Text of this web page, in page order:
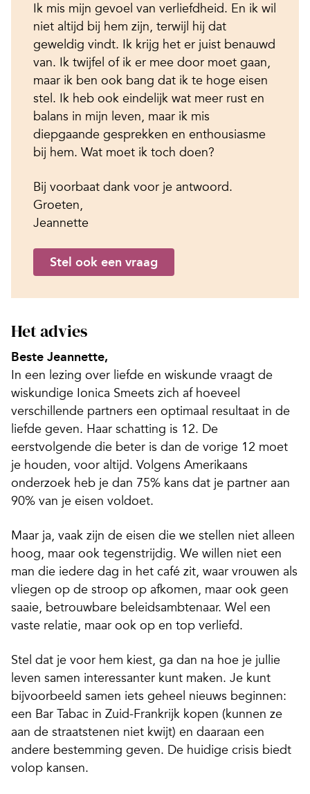
Ik mis mijn gevoel van verliefdheid. En ik wil
niet altijd bij hem zijn, terwijl hij dat
geweldig vindt. Ik krijg het er juist benauwd
van. Ik twijfel of ik er mee door moet gaan,
maar ik ben ook bang dat ik te hoge eisen
stel. Ik heb ook eindelijk wat meer rust en
balans in mijn leven, maar ik mis
diepgaande gesprekken en enthousiasme
bij hem. Wat moet ik toch doen?
Bij voorbaat dank voor je antwoord.
Groeten,
Jeannette
Stel ook een vraag
Het advies
Beste Jeannette,
In een lezing over liefde en wiskunde vraagt de
wiskundige Ionica Smeets zich af hoeveel
verschillende partners een optimaal resultaat in de
liefde geven. Haar schatting is 12. De
eerstvolgende die beter is dan de vorige 12 moet
je houden, voor altijd. Volgens Amerikaans
onderzoek heb je dan 75% kans dat je partner aan
90% van je eisen voldoet.
Maar ja, vaak zijn de eisen die we stellen niet alleen
hoog, maar ook tegenstrijdig. We willen niet een
man die iedere dag in het café zit, waar vrouwen als
vliegen op de stroop op afkomen, maar ook geen
saaie, betrouwbare beleidsambtenaar. Wel een
vaste relatie, maar ook op en top verliefd.
Stel dat je voor hem kiest, ga dan na hoe je jullie
leven samen interessanter kunt maken. Je kunt
bijvoorbeeld samen iets geheel nieuws beginnen:
een Bar Tabac in Zuid-Frankrijk kopen (kunnen ze
aan de straatstenen niet kwijt) en daaraan een
andere bestemming geven. De huidige crisis biedt
volop kansen.